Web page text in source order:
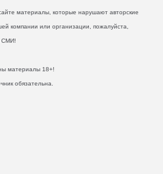
материалы, которые нарушают авторские
компании или организации, пожалуйста,
СМИ!
материалы 18+!
обязательна.